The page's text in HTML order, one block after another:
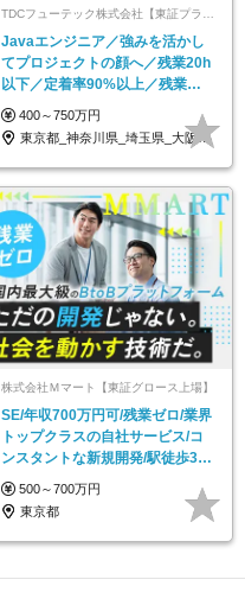
TDCフューテック株式会社【東証プライム市場TDCグループ】
Javaエンジニア／強みを活かし
てプロジェクトの顔へ／残業20h
以下／定着率90%以上／残業代
全額⽀給
400～750万円
東京都_神奈川県_埼玉県_大阪府_新潟県
株式会社Ｍマート【東証グロース上場】
SE/年収700万円可/残業ゼロ/業界
トップクラスの自社サービス/コ
ンスタントな新規開発/駅徒歩30
秒/PHP
500～700万円
東京都